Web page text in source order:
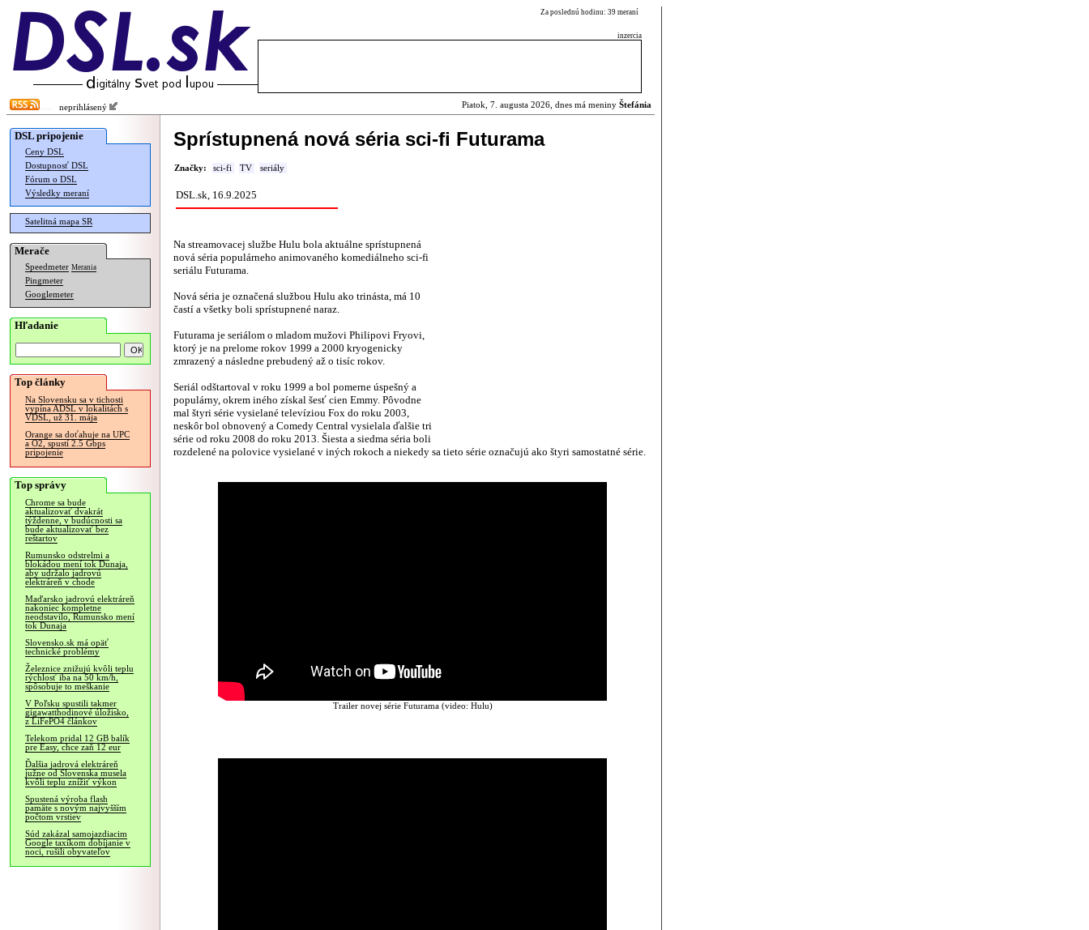
Za poslednú hodinu: 39 meraní
inzercia
neprihlásený Piatok, 7. augusta 2026, dnes má meniny Štefánia
DSL pripojenie
Ceny DSL
Dostupnosť DSL
Fórum o DSL
Výsledky meraní
Satelitná mapa SR
Merače
Speedmeter Merania
Pingmeter
Googlemeter
Hľadanie
Top články
Na Slovensku sa v tichosti
vypína ADSL v lokalitách s
VDSL, už 31. mája
Orange sa doťahuje na UPC
a O2, spustí 2.5 Gbps
pripojenie
Top správy
Chrome sa bude
aktualizovať dvakrát
týždenne, v budúcnosti sa
bude aktualizovať bez
reštartov
Rumunsko odstrelmi a
blokádou mení tok Dunaja,
aby udržalo jadrovú
elektráreň v chode
Maďarsko jadrovú elektráreň
nakoniec kompletne
neodstavilo, Rumunsko mení
tok Dunaja
Slovensko.sk má opäť
technické problémy
Železnice znižujú kvôli teplu
rýchlosť iba na 50 km/h,
spôsobuje to meškanie
V Poľsku spustili takmer
gigawatthodinové úložisko,
z LiFePO4 článkov
Telekom pridal 12 GB balík
pre Easy, chce zaň 12 eur
Ďalšia jadrová elektráreň
južne od Slovenska musela
kvôli teplu znížiť výkon
Spustená výroba flash
pamäte s novým najvyšším
počtom vrstiev
Súd zakázal samojazdiacim
Google taxíkom dobíjanie v
noci, rušili obyvateľov
Sprístupnená nová séria sci-fi Futurama
Značky: sci-fi TV seriály
DSL.sk, 16.9.2025
Na streamovacej službe Hulu bola aktuálne sprístupnená
nová séria populárneho animovaného komediálneho sci-fi
seriálu Futurama.
Nová séria je označená službou Hulu ako trinásta, má 10
častí a všetky boli sprístupnené naraz.
Futurama je seriálom o mladom mužovi Philipovi Fryovi,
ktorý je na prelome rokov 1999 a 2000 kryogenicky
zmrazený a následne prebudený až o tisíc rokov.
Seriál odštartoval v roku 1999 a bol pomerne úspešný a
populárny, okrem iného získal šesť cien Emmy. Pôvodne
mal štyri série vysielané televíziou Fox do roku 2003,
neskôr bol obnovený a Comedy Central vysielala ďalšie tri
série od roku 2008 do roku 2013. Šiesta a siedma séria boli
rozdelené na polovice vysielané v iných rokoch a niekedy sa tieto série označujú ako štyri samostatné série.
Trailer novej série Futurama (video: Hulu)